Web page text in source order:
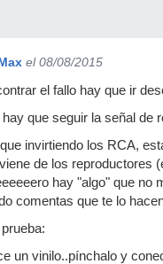
el 08/08/2015
el fallo hay que ir
que seguir la señal de
invirtiendo los RCA,
de los reproductores
hay "algo" que no
comentas que te lo
un vinilo..pínchalo y